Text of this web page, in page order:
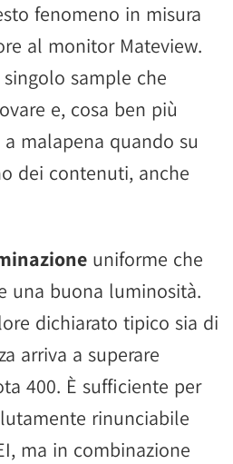
fenomeno in misura
al monitor Mateview.
sample che
e, cosa ben più
malapena quando su
dei contenuti, anche
uniforme che
una buona luminosità.
dichiarato tipico sia di
arriva a superare
400. È sufficiente per
rinunciabile
ma in combinazione